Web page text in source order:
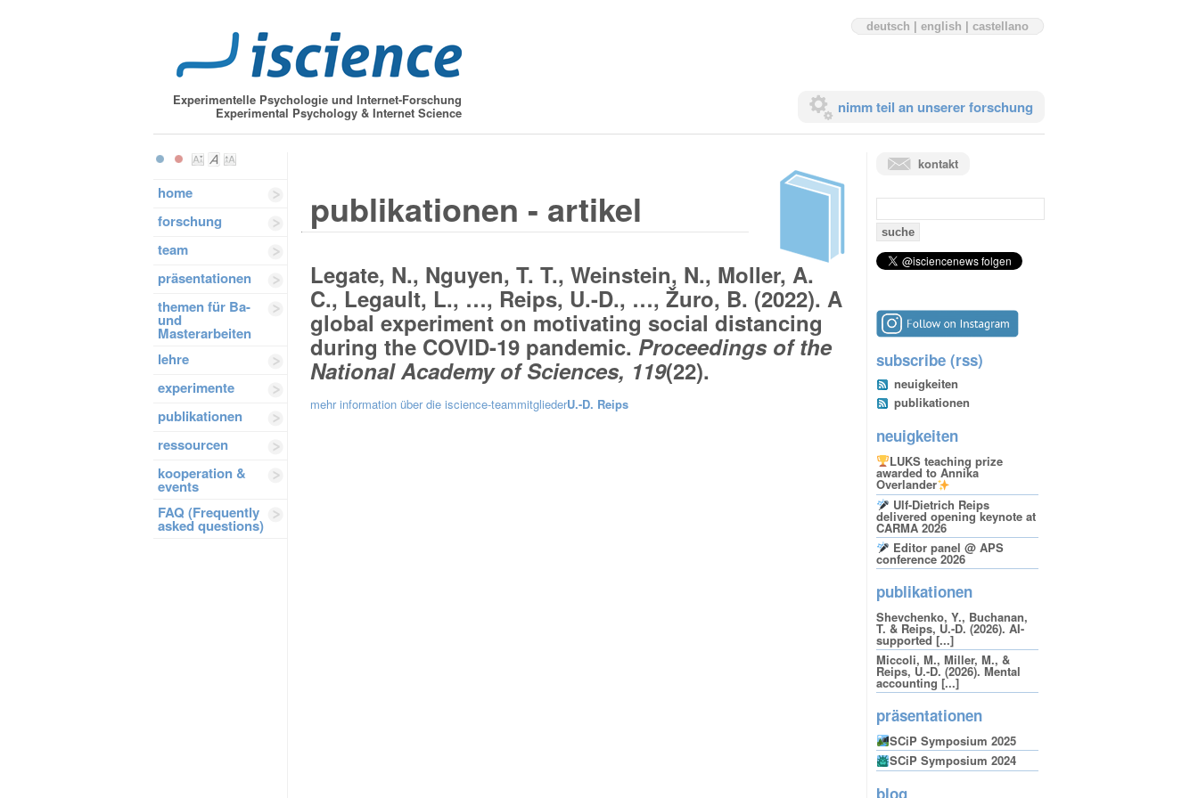
Experimentelle Psychologie und Internet-Forschung
Experimental Psychology & Internet Science
deutsch english castellano
nimm teil an unserer forschung
home
forschung
team
präsentationen
themen für Ba-
und
Masterarbeiten
lehre
experimente
publikationen
ressourcen
kooperation &
events
FAQ (Frequently
asked questions)
publikationen - artikel
Legate, N., Nguyen, T. T., Weinstein, N., Moller, A.
C., Legault, L., …, Reips, U.-D., …, Žuro, B. (2022). A
global experiment on motivating social distancing
during the COVID-19 pandemic. Proceedings of the
National Academy of Sciences, 119(22).
mehr information über die iscience-teammitgliederU.-D. Reips
kontakt
suchen
nach:
subscribe (rss)
neuigkeiten
publikationen
neuigkeiten
LUKS teaching prize
awarded to Annika
Overlander
Ulf-Dietrich Reips
delivered opening keynote at
CARMA 2026
Editor panel @ APS
conference 2026
publikationen
Shevchenko, Y., Buchanan,
T. & Reips, U.-D. (2026). AI-
supported [...]
Miccoli, M., Miller, M., &
Reips, U.-D. (2026). Mental
accounting [...]
präsentationen
SCiP Symposium 2025
SCiP Symposium 2024
blog